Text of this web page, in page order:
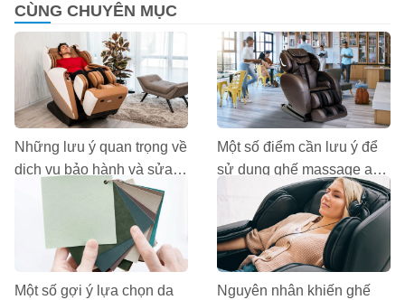
CÙNG CHUYÊN MỤC
Những lưu ý quan trọng về
dịch vụ bảo hành và sửa
chữa ghế massage
Một số điểm cần lưu ý để
sử dụng ghế massage an
toàn và hiệu quả
Một số gợi ý lựa chọn da
Nguyên nhân khiến ghế